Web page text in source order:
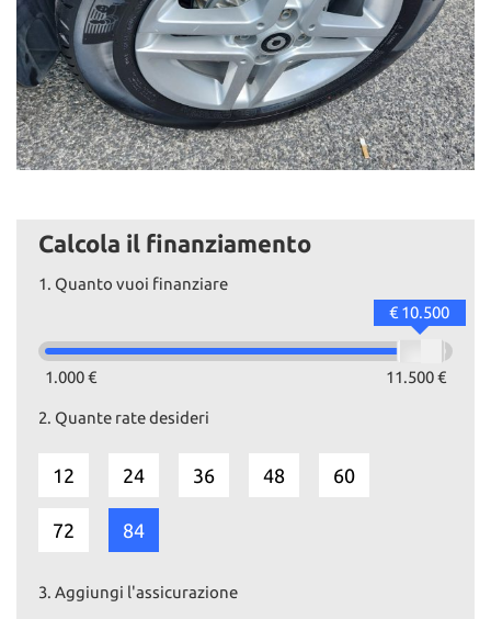
Calcola il finanziamento
1. Quanto vuoi finanziare
1.000 € 11.500 €
€ 10.500
2. Quante rate desideri
12 24 36 48 60
72 84
3. Aggiungi l'assicurazione